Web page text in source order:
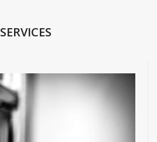
SERVICES